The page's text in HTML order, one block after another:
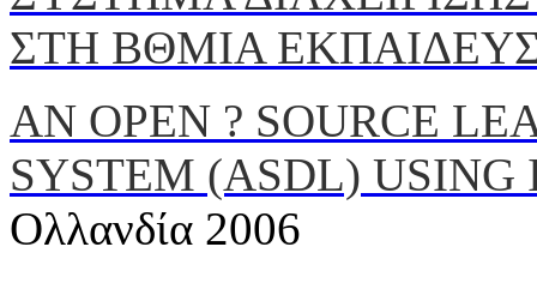
ΣΤΗ ΒΘΜΙΑ
AN OPEN ? SOURCE
SYSTEM (ASDL) USING
Ολλανδία 2006